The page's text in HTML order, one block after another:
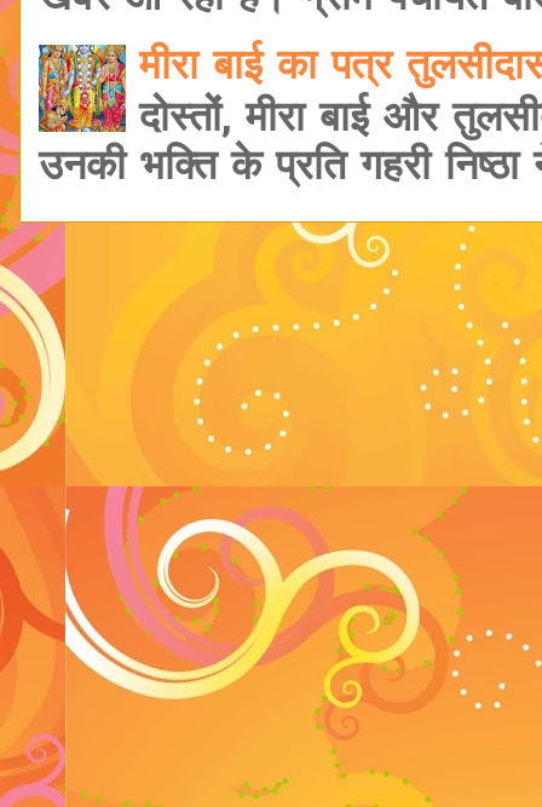
मीरा बाई का पत्र
दोस्तों, मीरा बाई और
उनकी भक्ति के प्रति गहरी